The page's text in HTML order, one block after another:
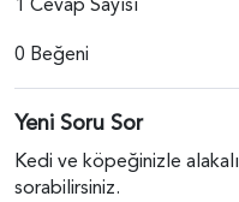
0 Beğeni
Yeni Soru Sor
Kedi ve köpeğinizle
sorabilirsiniz.